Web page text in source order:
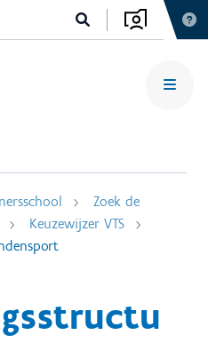
Zoek de
Keuzewijzer VTS